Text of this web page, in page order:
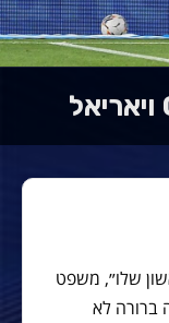
7 במשחק הראשון שלו״, משפט
ברורה לא